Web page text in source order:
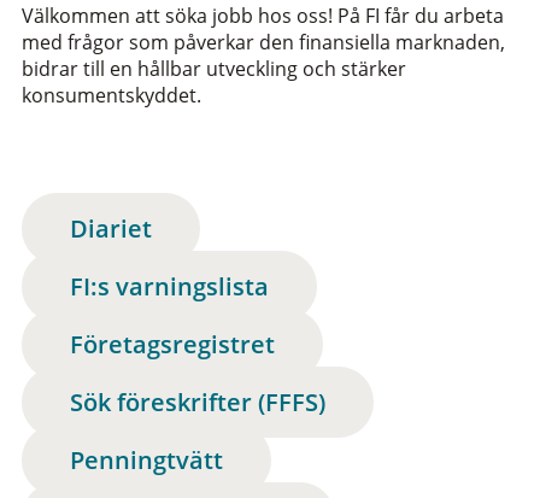
Välkommen att söka jobb hos oss! På FI får du arbeta
med frågor som påverkar den finansiella marknaden,
bidrar till en hållbar utveckling och stärker
konsumentskyddet.
Diariet
FI:s varningslista
Företagsregistret
Sök föreskrifter (FFFS)
Penningtvätt